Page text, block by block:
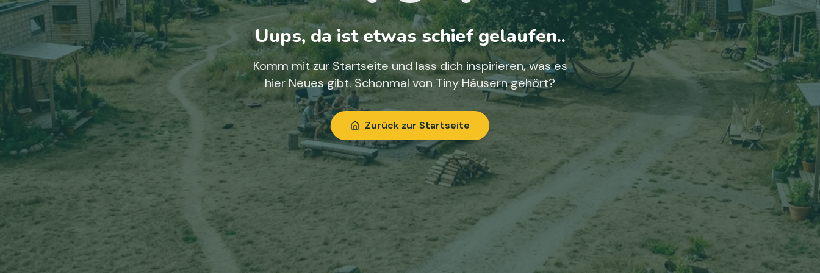
Uups, da ist etwas schief gelaufen..
Komm mit zur Startseite und lass dich inspirieren, was es
hier Neues gibt. Schonmal von Tiny Häusern gehört?
Zurück zur Startseite